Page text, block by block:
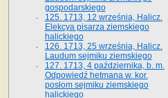
gospodarskiego
125. 1713, 12 września, Halicz.
Elekcya pisarza ziemskiego
halickiego
126. 1713, 25 września, Halicz.
Laudum sejmiku ziemskiego
127. 1713, 4 października, b. m.
Odpowiedź hetmana w. kor.
posłom sejmiku ziemskiego
halickiego